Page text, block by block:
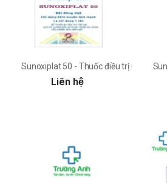
Sunoxiplat 50 - Thuốc điều trị ung thư
Liên hệ